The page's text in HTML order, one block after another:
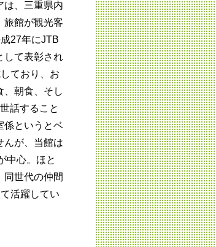
は、三重県内
旅館が観光客
27年にJTB
して表彰され
ており、お
、朝食、そし
話すること
係というとベ
んが、当館は
中心。ほと
同世代の仲間
活躍してい